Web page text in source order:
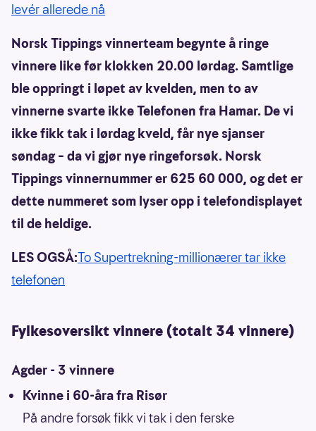
levér allerede nå
Norsk Tippings vinnerteam begynte å ringe
vinnere like før klokken 20.00 lørdag. Samtlige
ble oppringt i løpet av kvelden, men to av
vinnerne svarte ikke Telefonen fra Hamar. De vi
ikke fikk tak i lørdag kveld, får nye sjanser
søndag – da vi gjør nye ringeforsøk. Norsk
Tippings vinnernummer er 625 60 000, og det er
dette nummeret som lyser opp i telefondisplayet
til de heldige.
LES OGSÅ:To Supertrekning-millionærer tar ikke
telefonen
Fylkesoversikt vinnere (totalt 34 vinnere)
Agder - 3 vinnere
Kvinne i 60-åra fra Risør
På andre forsøk fikk vi tak i den ferske